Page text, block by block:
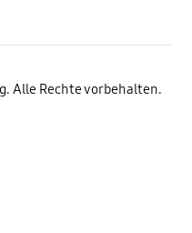
Alle Rechte vorbehalten.